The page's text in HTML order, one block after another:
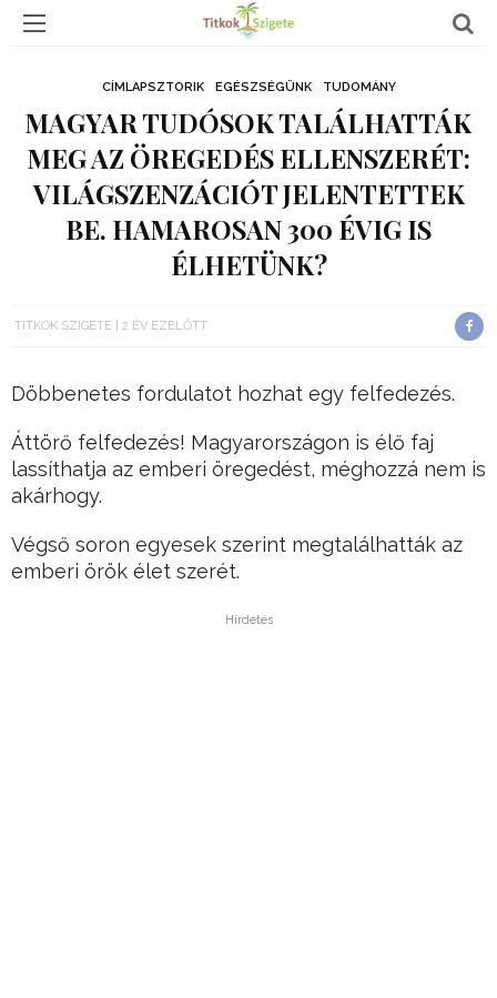
CÍMLAPSZTORIK EGÉSZSÉGÜNK TUDOMÁNY
MAGYAR TUDÓSOK TALÁLHATTÁK
MEG AZ ÖREGEDÉS ELLENSZERÉT:
VILÁGSZENZÁCIÓT JELENTETTEK
BE. HAMAROSAN 300 ÉVIG IS
ÉLHETÜNK?
TITKOK SZIGETE 2 ÉV EZELŐTT
Döbbenetes fordulatot hozhat egy felfedezés.
Áttörő felfedezés! Magyarországon is élő faj
lassíthatja az emberi öregedést, méghozzá nem is
akárhogy.
Végső soron egyesek szerint megtalálhatták az
emberi örök élet szerét.
Hirdetés